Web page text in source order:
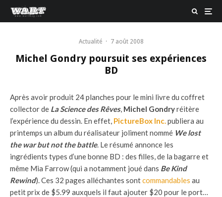
Actualité · 7 août 2008
Michel Gondry poursuit ses expériences
BD
Après avoir produit 24 planches pour le mini livre du coffret
collector de La Science des Rêves, Michel Gondryréitère
l’expérience du dessin. En effet, PictureBox Inc.publiera au
printemps un album du réalisateur joliment nommé We lost
the war but not the battle. Le résumé annonce les
ingrédients types d’une bonne BD : des filles, de la bagarre et
même Mia Farrow (qui a notamment joué dans Be Kind
Rewind). Ces 32 pages alléchantes sontcommandables au
petit prix de $5.99 auxquels il faut ajouter $20 pour le port…